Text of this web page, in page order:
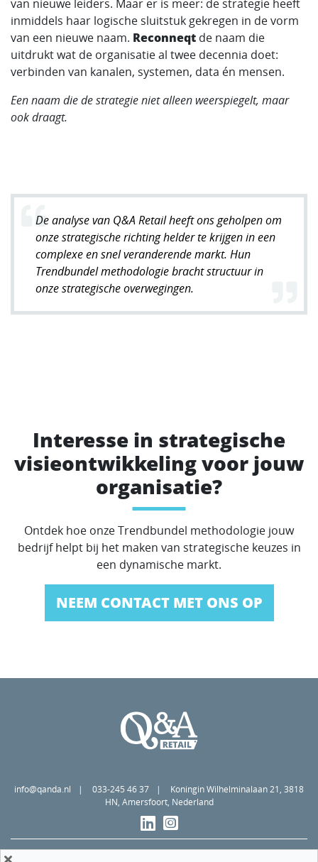
van nieuwe leiders. Maar er is meer: de strategie heeft
inmiddels haar logische sluitstuk gekregen in de vorm
van een nieuwe naam. Reconneqt de naam die
uitdrukt wat de organisatie al twee decennia doet:
verbinden van kanalen, systemen, data én mensen.
Een naam die de strategie niet alleen weerspiegelt, maar
ook draagt.
De analyse van Q&A Retail heeft ons geholpen om
onze strategische richting helder te krijgen in een
complexe en snel veranderende markt. Hun
Trendbundel methodologie bracht structuur in
onze strategische overwegingen.
Interesse in strategische
visieontwikkeling voor jouw
organisatie?
Ontdek hoe onze Trendbundel methodologie jouw
bedrijf helpt bij het maken van strategische keuzes in
een dynamische markt.
NEEM CONTACT MET ONS OP
info@qanda.nl 033-245 46 37
Koningin Wilhelminalaan 21, 3818
HN, Amersfoort, Nederland